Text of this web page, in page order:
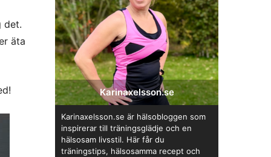
det.
äta
Karinaxelsson.se
Karinaxelsson.se är hälsobloggen som
inspirerar till träningsglädje och en
hälsosam livsstil. Här får du
träningstips, hälsosamma recept och